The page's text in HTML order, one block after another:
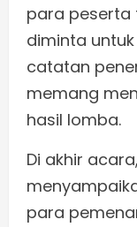
para peserta
diminta
catatan
memang
hasil lomba.
Di akhir
para